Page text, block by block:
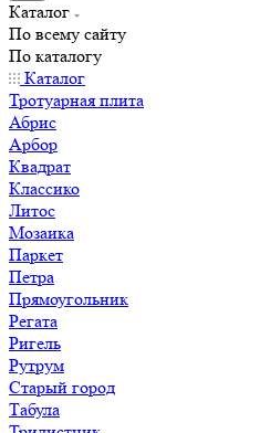
Каталог
По всему сайту
По каталогу
Каталог
Тротуарная плита
Абрис
Арбор
Квадрат
Классико
Литос
Мозаика
Паркет
Петра
Прямоугольник
Регата
Ригель
Рутрум
Старый город
Табула